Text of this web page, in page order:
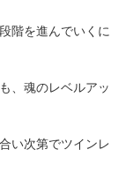
階を進んでいくに
、魂のレベルアッ
い次第でツインレ